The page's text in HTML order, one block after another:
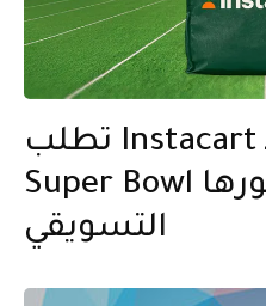
تطلب Instacart أول إعلان لـ
Super Bowl مع استمرار تطورها
التسويقي